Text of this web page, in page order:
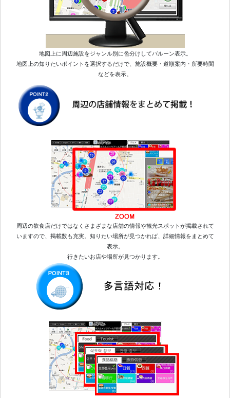
地図上に周辺施設をジャンル別に色分けしてバルーン表示。
地図上の知りたいポイントを選択するだけで、施設概要・道順案内・所要時間
などを表示。
周辺の飲食店だけではなくさまざまな店舗の情報や観光スポットが掲載されて
いますので、掲載数も充実。知りたい場所が見つかれば、詳細情報をまとめて
表示。
行きたいお店や場所が見つかります。